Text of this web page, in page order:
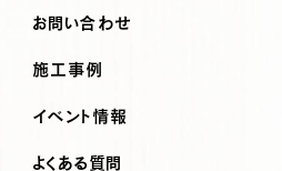
お問い合わせ
施工事例
イベント情報
よくある質問